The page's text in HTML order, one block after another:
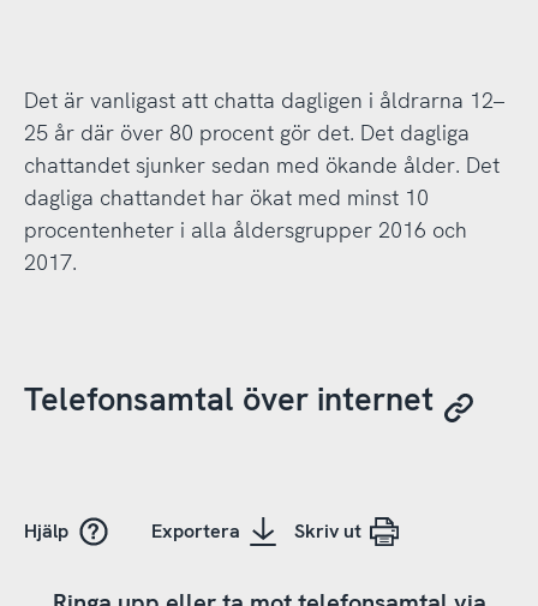
Det är vanligast att chatta dagligen i åldrarna 12–
25 år där över 80 procent gör det. Det dagliga
chattandet sjunker sedan med ökande ålder. Det
dagliga chattandet har ökat med minst 10
procentenheter i alla åldersgrupper 2016 och
2017.
Telefonsamtal över internet
Hjälp Exportera Skriv ut